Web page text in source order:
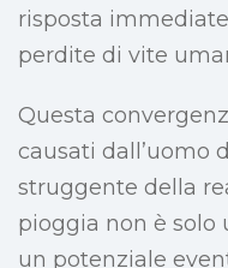
risposta
perdite di vite
Questa
causati dall’uomo
struggente della
pioggia non è solo
un potenziale